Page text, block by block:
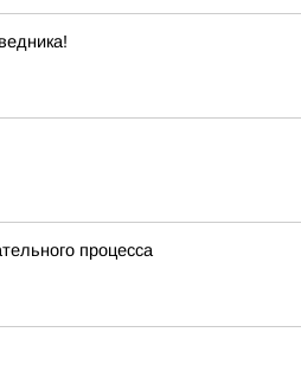
процесса